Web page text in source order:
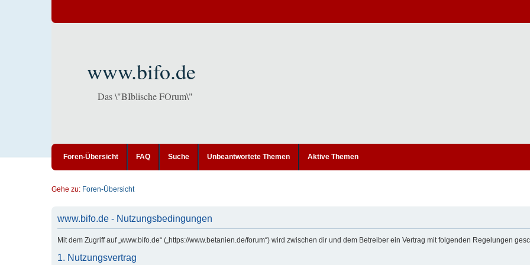
www.bifo.de
Das \"BIblische FOrum\"
Foren-Übersicht FAQ Suche Unbeantwortete Themen Aktive Themen
Gehe zu: Foren-Übersicht
www.bifo.de - Nutzungsbedingungen
Mit dem Zugriff auf „www.bifo.de“ („https://www.betanien.de/forum“) wird zwischen dir und dem Betreiber ein Vertrag mit folgenden Regelungen
1. Nutzungsvertrag